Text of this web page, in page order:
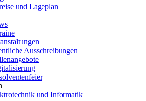
und Lageplan
Ausschreibungen
und Informatik